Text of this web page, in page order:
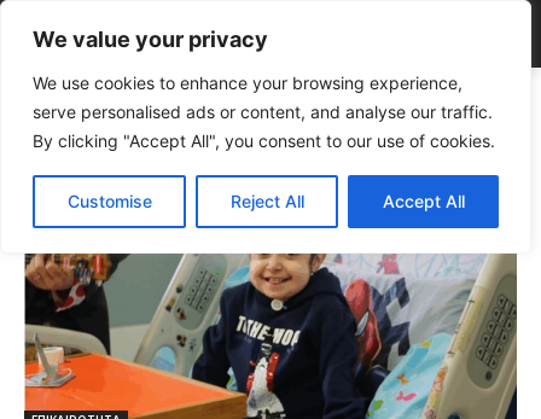
We value your privacy
We use cookies to enhance your browsing experience,
serve personalised ads or content, and analyse our traffic.
By clicking "Accept All", you consent to our use of cookies.
Customise Reject All Accept All
Tags παιδική μάχη
Tag:παιδική μάχη